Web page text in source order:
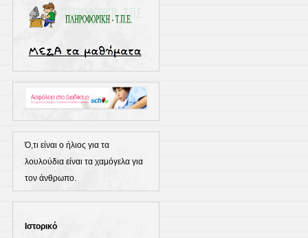
Ό,τι είναι ο ήλιος για τα
λουλούδια είναι τα χαμόγελα για
τον άνθρωπο.
Ιστορικό